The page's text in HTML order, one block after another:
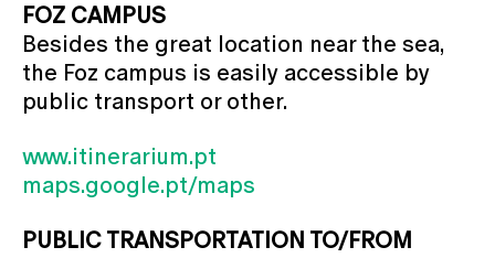
FOZ CAMPUS
Besides the great location near the sea,
the Foz campus is easily accessible by
public transport or other.
www.itinerarium.pt
maps.google.pt/maps
PUBLIC TRANSPORTATION TO/FROM